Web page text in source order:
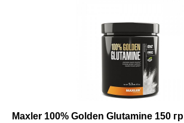
Maxler 100% Golden Glutamine 150 гр